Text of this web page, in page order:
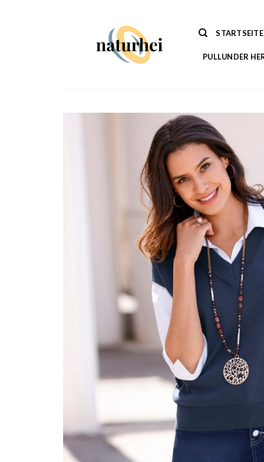
STARTSEITE
PULLUNDER